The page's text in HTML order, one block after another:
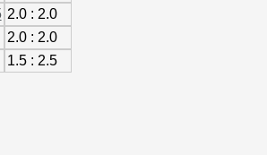
2.0 : 2.0
2.0 : 2.0
1.5 : 2.5